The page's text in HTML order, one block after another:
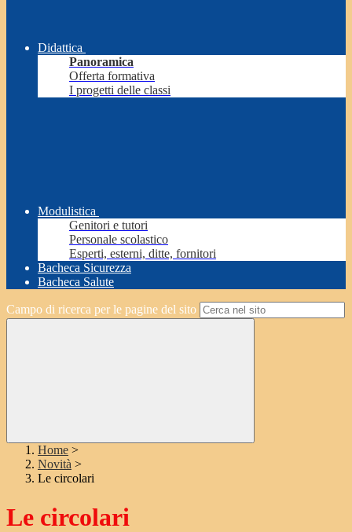
Didattica
Panoramica
Offerta formativa
I progetti delle classi
Modulistica
Genitori e tutori
Personale scolastico
Esperti, esterni, ditte, fornitori
Bacheca Sicurezza
Bacheca Salute
Campo di ricerca per le pagine del sito
Home >
Novità >
Le circolari
Le circolari